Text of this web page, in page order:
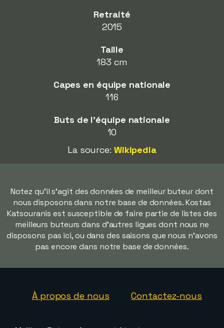
Retraité
2015
Taille
183 cm
Capes en équipe nationale
116
Buts de l'équipe nationale
10
La source: Wikipedia
Notez qu'il s'agit des données de meilleur buteur dont
nous disposons dans notre base de données. Kostas
Katsouranis est susceptible de faire partie de listes des
meilleurs buteurs dans d'autres ligues dont nous ne
disposons pas ici, ou dans des saisons que nous n'avons
pas encore dans notre base de données.
À propos de nous Contactez-nous